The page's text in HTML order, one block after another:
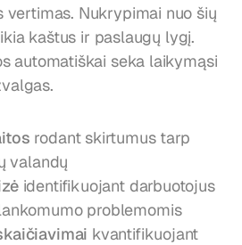
vertimas. Nukrypimai nuo šių
kaštus ir paslaugų lygį.
automatiškai seka laikymąsi
rodant skirtumus tarp
valandų
identifikuojant darbuotojus
problemomis
kvantifikuojant